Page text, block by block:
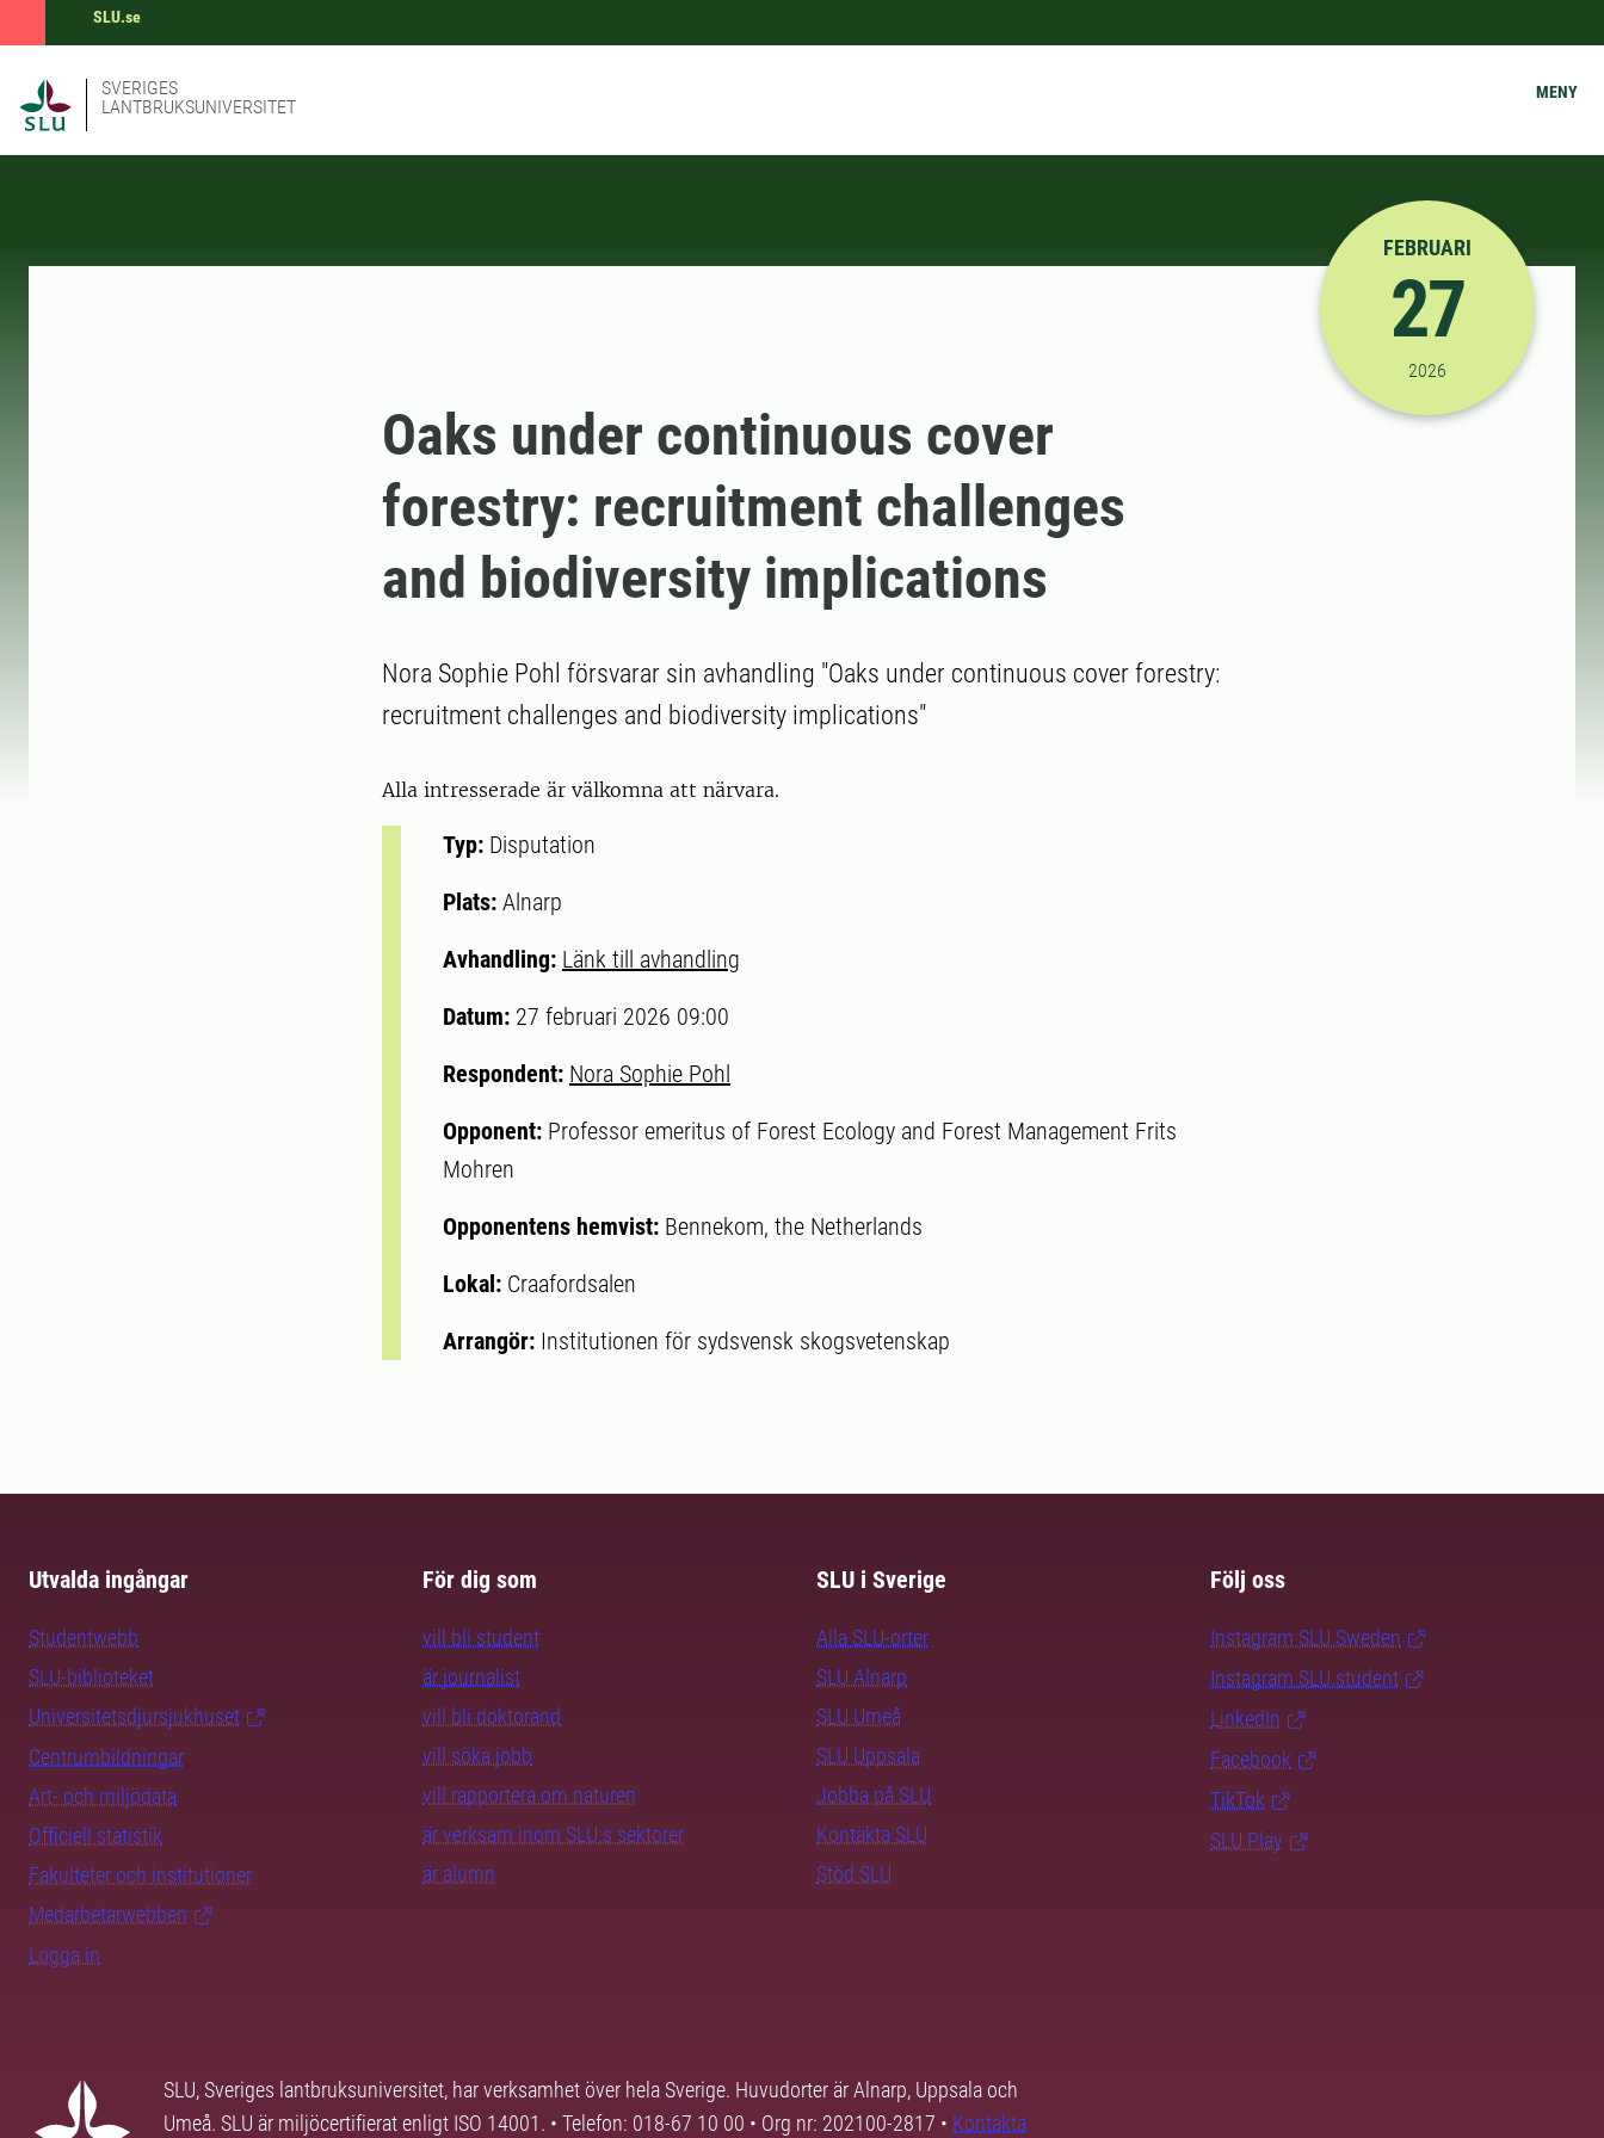
SLU.se
SVERIGES
LANTBRUKSUNIVERSITET
MENY
2026-02-27 09:00:00
FEBRUARI
27
2026
Oaks under continuous cover
forestry: recruitment challenges
and biodiversity implications
Nora Sophie Pohl försvarar sin avhandling "Oaks under continuous cover forestry:
recruitment challenges and biodiversity implications"
Alla intresserade är välkomna att närvara.
Typ: Disputation
Plats: Alnarp
Avhandling: Länk till avhandling
Datum: 27 februari 2026 09:00
Respondent: Nora Sophie Pohl
Opponent: Professor emeritus of Forest Ecology and Forest Management Frits
Mohren
Opponentens hemvist: Bennekom, the Netherlands
Lokal: Craafordsalen
Arrangör: Institutionen för sydsvensk skogsvetenskap
Utvalda ingångar
Studentwebb
SLU-biblioteket
Universitetsdjursjukhuset
Centrumbildningar
Art- och miljödata
Officiell statistik
Fakulteter och institutioner
Medarbetarwebben
Logga in
För dig som
vill bli student
är journalist
vill bli doktorand
vill söka jobb
vill rapportera om naturen
är verksam inom SLU:s sektorer
är alumn
SLU i Sverige
Alla SLU-orter
SLU Alnarp
SLU Umeå
SLU Uppsala
Jobba på SLU
Kontakta SLU
Stöd SLU
Följ oss
Instagram SLU.Sweden
Instagram SLU.student
LinkedIn
Facebook
TikTok
SLU Play
SLU, Sveriges lantbruksuniversitet, har verksamhet över hela Sverige. Huvudorter är Alnarp, Uppsala och
Umeå. SLU är miljöcertifierat enligt ISO 14001. • Telefon: 018-67 10 00 • Org nr: 202100-2817 • Kontakta